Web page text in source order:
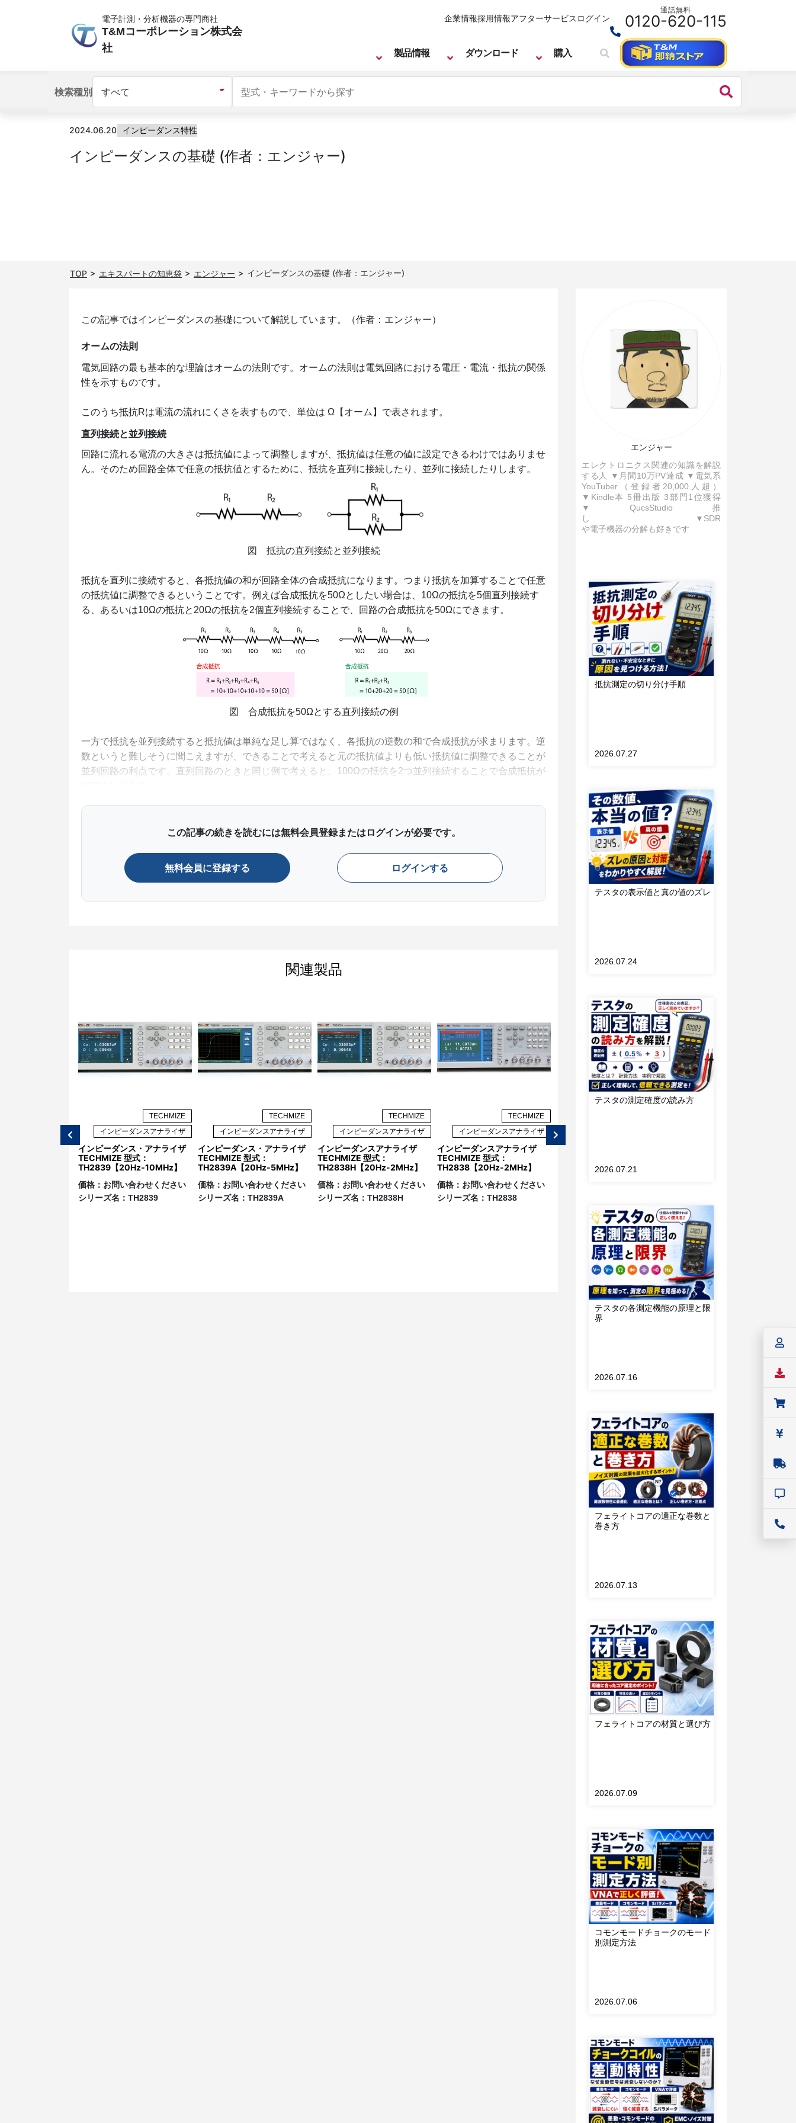
電子計測・分析機器の専門商社
T&Mコーポレーション株式会
社
製品情報 ダウンロード 購入
検索種別
企業情報採用情報アフターサービス ログイン
通話無料
0120-620-115
2024.06.20 インピーダンス特性
インピーダンスの基礎 (作者：エンジャー)
TOP エキスパートの知恵袋 エンジャー インピーダンスの基礎 (作者：エンジャー)
この記事ではインピーダンスの基礎について解説しています。（作者：エンジャー）
オームの法則
電気回路の最も基本的な理論はオームの法則です。オームの法則は電気回路における電圧・電流・抵抗の関係
性を示すものです。
このうち抵抗Rは電流の流れにくさを表すもので、単位は Ω【オーム】で表されます。
直列接続と並列接続
回路に流れる電流の大きさは抵抗値によって調整しますが、抵抗値は任意の値に設定できるわけではありませ
ん。そのため回路全体で任意の抵抗値とするために、抵抗を直列に接続したり、並列に接続したりします。
図 抵抗の直列接続と並列接続
抵抗を直列に接続すると、各抵抗値の和が回路全体の合成抵抗になります。つまり抵抗を加算することで任意
の抵抗値に調整できるということです。例えば合成抵抗を50Ωとしたい場合は、10Ωの抵抗を5個直列接続す
る、あるいは10Ωの抵抗と20Ωの抵抗を2個直列接続することで、回路の合成抵抗を50Ωにできます。
図 合成抵抗を50Ωとする直列接続の例
一方で抵抗を並列接続すると抵抗値は単純な足し算ではなく、各抵抗の逆数の和で合成抵抗が求まります。逆
数というと難しそうに聞こえますが、できることで考えると元の抵抗値よりも低い抵抗値に調整できることが
並列回路の利点です。直列回路のときと同じ例で考えると、100Ωの抵抗を2つ並列接続することで合成抵抗が
さて、ここまで見てきたように直列回路では抵抗の定数（抵抗値）や配置方法（直列・並列）によって回路中
交流回路とインピーダンス
電気回路の基本的な考え方はオームの法則で理解できますが、電気回路には直流以外に交流があります。直流
回路では時間に対して電圧・電流は変化しませんが、交流回路では電圧・電流が時間とともに変化していきま
この記事の続きを読むには無料会員登録またはログインが必要です。
無料会員に登録する ログインする
関連製品
インピーダン
TECHMIZE
インピーダンスアナライザ
インピーダンス・アナライザ
TECHMIZE 型式：
TH2839【20Hz-10MHz】
価格： お問い合わせください
シリーズ名： TH2839
TECHMIZE
インピーダンスアナライザ
インピーダンス・アナライザ
TECHMIZE 型式：
TH2839A【20Hz-5MHz】
価格： お問い合わせください
シリーズ名： TH2839A
TECHMIZE
インピーダンスアナライザ
インピーダンスアナライザ
TECHMIZE 型式：
TH2838H【20Hz-2MHz】
価格： お問い合わせください
シリーズ名： TH2838H
TECHMIZE
インピーダンスアナライザ
インピーダンスアナライザ
TECHMIZE 型式：
TH2838【20Hz-2MHz】
価格： お問い合わせください
シリーズ名： TH2838
インピーダンスアナライザ
TH2838A【20Hz-1MHz】
シリーズ名：
エンジャー
エレクトロニクス関連の知識を解説
する人 ▼月間10万PV達成 ▼電気系
YouTuber（登録者20,000人超）
▼Kindle本 5冊出版 3部門1位獲得
▼QucsStudio推
し ▼SDR
や電子機器の分解も好きです
抵抗測定の切り分け手順
2026.07.27
テスタの表示値と真の値のズレ
2026.07.24
テスタの測定確度の読み方
2026.07.21
テスタの各測定機能の原理と限
界
2026.07.16
フェライトコアの適正な巻数と
巻き方
2026.07.13
フェライトコアの材質と選び方
2026.07.09
コモンモードチョークのモード
別測定方法
2026.07.06